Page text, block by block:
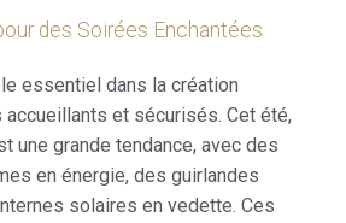
des Soirées Enchantées
essentiel dans la création
et sécurisés. Cet été,
une grande tendance, avec des
en énergie, des guirlandes
solaires en vedette. Ces